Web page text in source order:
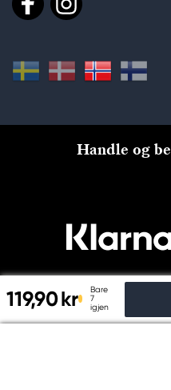
119,90 kr
Bare
7
igjen
Handle og